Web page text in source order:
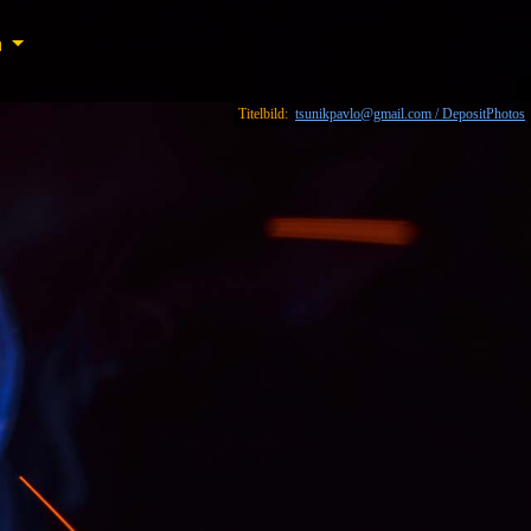
Titelbild: tsunikpavlo@gmail.com / DepositPhotos